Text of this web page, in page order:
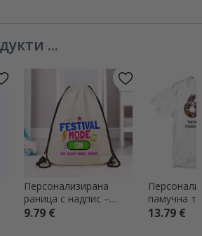
...
Персонализирана
раница с надпис –
Festival mode on
9.79 €
памучна
снимки и
13.79 €